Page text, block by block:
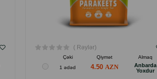
( Rəylər)
Çəki Qiymət
Almaq
1 ədəd
4.50
Anbarda
Yoxdur